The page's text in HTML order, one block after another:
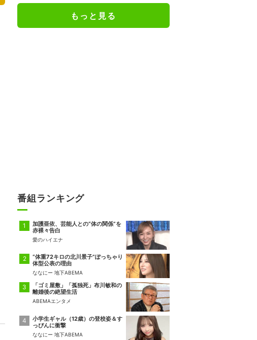
もっと見る
番組ランキング
加護亜依、芸能人との“体の関係”を
赤裸々告白
愛のハイエナ
“体重72キロの北川景子”ぽっちゃり
体型公表の理由
ななにー 地下ABEMA
「ゴミ屋敷」「孤独死」布川敏和の
離婚後の絶望生活
ABEMAエンタメ
小学生ギャル（12歳）の登校姿＆す
っぴんに衝撃
ななにー 地下ABEMA